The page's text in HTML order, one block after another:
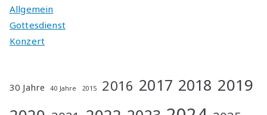
Allgemein
Gottesdienst
Konzert
30 Jahre 40 Jahre 2015 2016 2017 2018 2019